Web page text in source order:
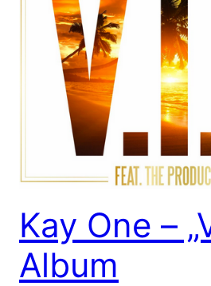
Kay One –
Album